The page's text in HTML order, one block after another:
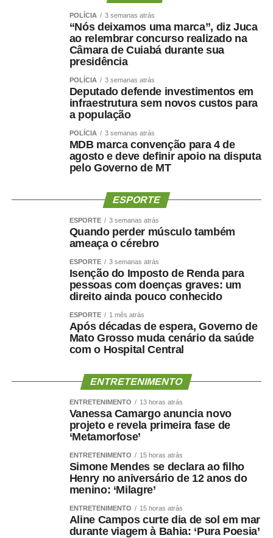
também compara as redes sociais à Ágora de Atenas,
espaço da Grécia Antiga associado ao debate público e à
Além de identificar os desafios das redes sociais, os
estudantes apresentaram propostas para fortalecer a
democracia digital. Entre as sugestões mais recorrentes
digital nas escolas, o incentivo ao pensamento crítico, a
transparência dos algoritmos das plataformas digitais e
medidas para enfrentar a desinformação.
A comissão julgadora avaliou as 81 redações finalistas
encaminhadas pelas secretarias estaduais de educação.
Os 27 estudantes selecionados, um de cada unidade da
Federação, participarão da Semana de Vivência
Legislativa no Senado, entre os dias 17 e 21 de agosto.
As redações foram analisadas com base em critérios
adaptados do modelo de correção do Exame Nacional do
compreensão do tema, argumentação, organização
textual e proposta de intervenção.
Para a diretora da Secretaria de Comunicação Social do
Senado, Glauciene Lara, o programa estimula a formação
temas de interesse público.
— O Programa Jovem Senador e Jovem Senadora
cidadã ao estimular estudantes de todo o país a refletir
sobre temas essenciais para a democracia. As redações
POLÍCIA 3 semanas atrás
“Nós deixamos uma marca”, diz Juca
ao relembrar concurso realizado na
Câmara de Cuiabá durante sua
presidência
POLÍCIA 3 semanas atrás
Deputado defende investimentos em
infraestrutura sem novos custos para
a população
POLÍCIA 3 semanas atrás
MDB marca convenção para 4 de
agosto e deve definir apoio na disputa
pelo Governo de MT
ESPORTE
ESPORTE 3 semanas atrás
Quando perder músculo também
ameaça o cérebro
ESPORTE 3 semanas atrás
Isenção do Imposto de Renda para
pessoas com doenças graves: um
direito ainda pouco conhecido
ESPORTE 1 mês atrás
Após décadas de espera, Governo de
Mato Grosso muda cenário da saúde
com o Hospital Central
ENTRETENIMENTO
ENTRETENIMENTO 13 horas atrás
Vanessa Camargo anuncia novo
projeto e revela primeira fase de
‘Metamorfose’
ENTRETENIMENTO 15 horas atrás
Simone Mendes se declara ao filho
Henry no aniversário de 12 anos do
menino: ‘Milagre’
ENTRETENIMENTO 15 horas atrás
Aline Campos curte dia de sol em mar
durante viagem à Bahia: ‘Pura Poesia’